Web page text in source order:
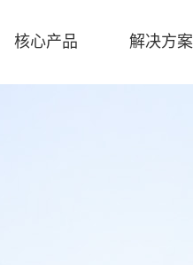
核心产品 解决方案